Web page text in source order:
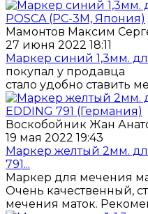
Мамонтов Максим
27 июня 2022 18:11
Маркер синий 1,3мм.
покупал у продавца
стало удобно ставить
Воскобойник Жан
19 мая 2022 19:43
Маркер желтый 2мм.
791...
Маркер для мечения
Очень качественный,
мечения маток.